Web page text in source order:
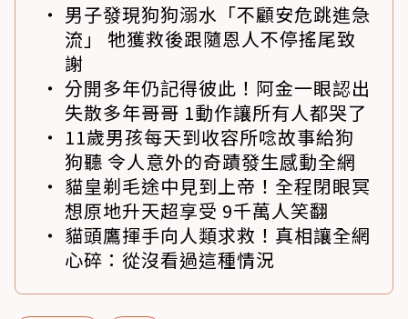
男子發現狗狗溺水「不顧安危跳進急
流」 牠獲救後跟隨恩人不停搖尾致
謝
分開多年仍記得彼此！阿金一眼認出
失散多年哥哥 1動作讓所有人都哭了
11歲男孩每天到收容所唸故事給狗
狗聽 令人意外的奇蹟發生感動全網
貓皇剃毛途中見到上帝！全程閉眼冥
想原地升天超享受 9千萬人笑翻
貓頭鷹揮手向人類求救！真相讓全網
心碎：從沒看過這種情況